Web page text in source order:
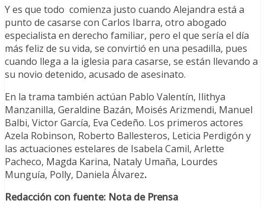
Y es que todo comienza justo cuando Alejandra está a
punto de casarse con Carlos Ibarra, otro abogado
especialista en derecho familiar, pero el que sería el día
más feliz de su vida, se convirtió en una pesadilla, pues
cuando llega a la iglesia para casarse, se están llevando a
su novio detenido, acusado de asesinato.
En la trama también actúan Pablo Valentín, Ilithya
Manzanilla, Geraldine Bazán, Moisés Arizmendi, Manuel
Balbi, Victor García, Eva Cedeño. Los primeros actores
Azela Robinson, Roberto Ballesteros, Leticia Perdigón y
las actuaciones estelares de Isabela Camil, Arlette
Pacheco, Magda Karina, Nataly Umaña, Lourdes
Munguía, Polly, Daniela Álvarez.
Redacción con fuente: Nota de Prensa